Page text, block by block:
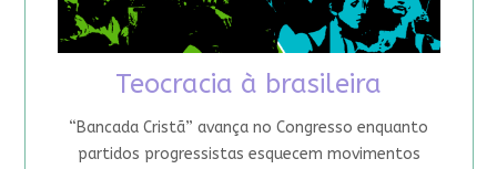
Teocracia à brasileira
“Bancada Cristã” avança no Congresso enquanto
partidos progressistas esquecem movimentos